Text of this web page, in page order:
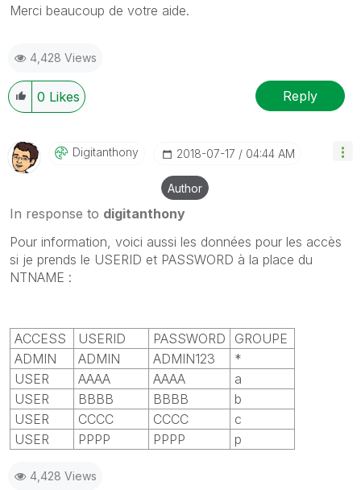
Merci beaucoup de votre aide.
4,428 Views
0 Likes Reply
Digitanthony ‎2018-07-17 04:44 AM
Author
In response to digitanthony
Pour information, voici aussi les données pour les accès
si je prends le USERID et PASSWORD à la place du
NTNAME :
ACCESS USERID PASSWORD
GROUPE
ADMIN
ADMIN ADMIN123
*
USER
AAAA AAAA
a
USER
BBBB BBBB
b
USER
CCCC CCCC
c
USER
PPPP PPPP p
4,428 Views